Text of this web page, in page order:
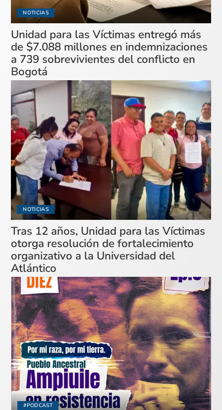
NOTICIAS
Unidad para las Víctimas entregó más
de $7.088 millones en indemnizaciones
a 739 sobrevivientes del conflicto en
Bogotá
NOTICIAS
Tras 12 años, Unidad para las Víctimas
otorga resolución de fortalecimiento
organizativo a la Universidad del
Atlántico
#PODCAST